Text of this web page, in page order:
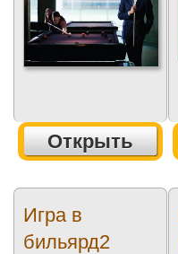
Открыть
Игра в
бильярд2